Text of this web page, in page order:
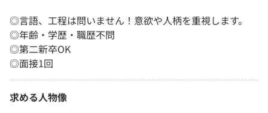
◎言語、工程は問いません！意欲や人柄を重視します。
◎年齢・学歴・職歴不問
◎第二新卒OK
◎面接1回
求める人物像